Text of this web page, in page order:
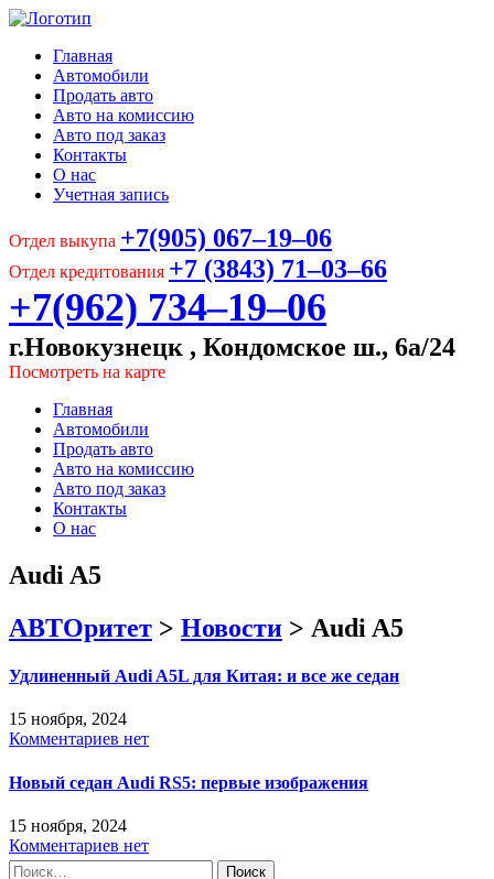
Главная
Автомобили
Продать авто
Авто на комиссию
Авто под заказ
Контакты
О нас
Учетная запись
Отдел выкупа +7(905) 067‒19‒06
Отдел кредитования +7 (3843) 71‒03‒66
+7(962) 734‒19‒06
г.Новокузнецк , Кондомское ш., 6а/24
Посмотреть на карте
Главная
Автомобили
Продать авто
Авто на комиссию
Авто под заказ
Контакты
О нас
Audi A5
АВТОритет > Новости > Audi A5
Удлиненный Audi A5L для Китая: и все же седан
15 ноября, 2024
Комментариев нет
Новый седан Audi RS5: первые изображения
15 ноября, 2024
Комментариев нет
Найти: